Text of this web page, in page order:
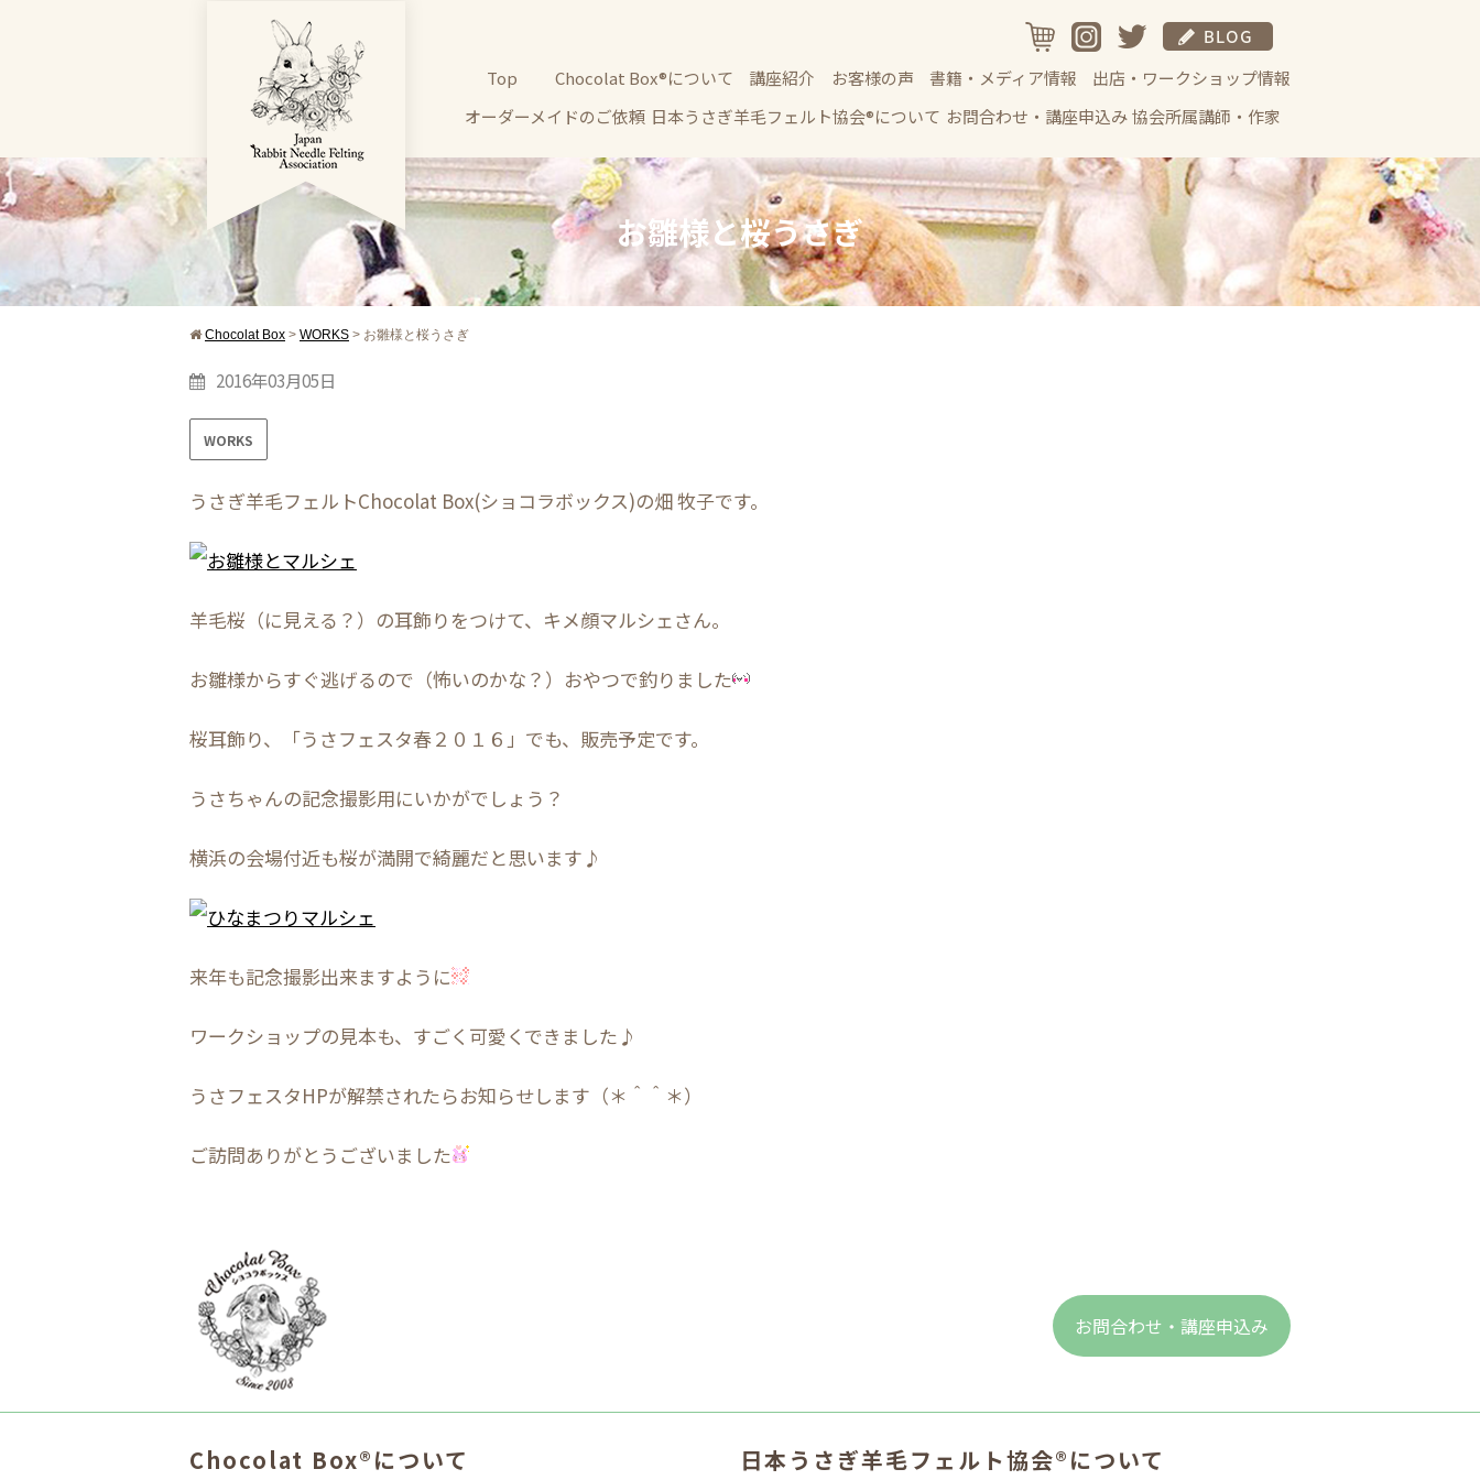
Top Chocolat Box®について 講座紹介 お客様の声 書籍・メディア情報
出店・ワークショップ情報
オーダーメイドのご依頼 日本うさぎ羊毛フェルト協会®について お問合わせ・講座申込み 協会所属講師・作家
お雛様と桜うさぎ
Chocolat Box > WORKS > お雛様と桜うさぎ
2016年03月05日
WORKS
うさぎ羊毛フェルトChocolat Box(ショコラボックス)の畑 牧子です。
羊毛桜（に見える？）の耳飾りをつけて、キメ顔マルシェさん。
お雛様からすぐ逃げるので（怖いのかな？）おやつで釣りました
桜耳飾り、「うさフェスタ春２０１６」でも、販売予定です。
うさちゃんの記念撮影用にいかがでしょう？
横浜の会場付近も桜が満開で綺麗だと思います♪
来年も記念撮影出来ますように
ワークショップの見本も、すごく可愛くできました♪
うさフェスタHPが解禁されたらお知らせします（＊＾＾＊）
ご訪問ありがとうございました
お問合わせ・講座申込み
Chocolat Box®について 日本うさぎ羊毛フェルト協会®について